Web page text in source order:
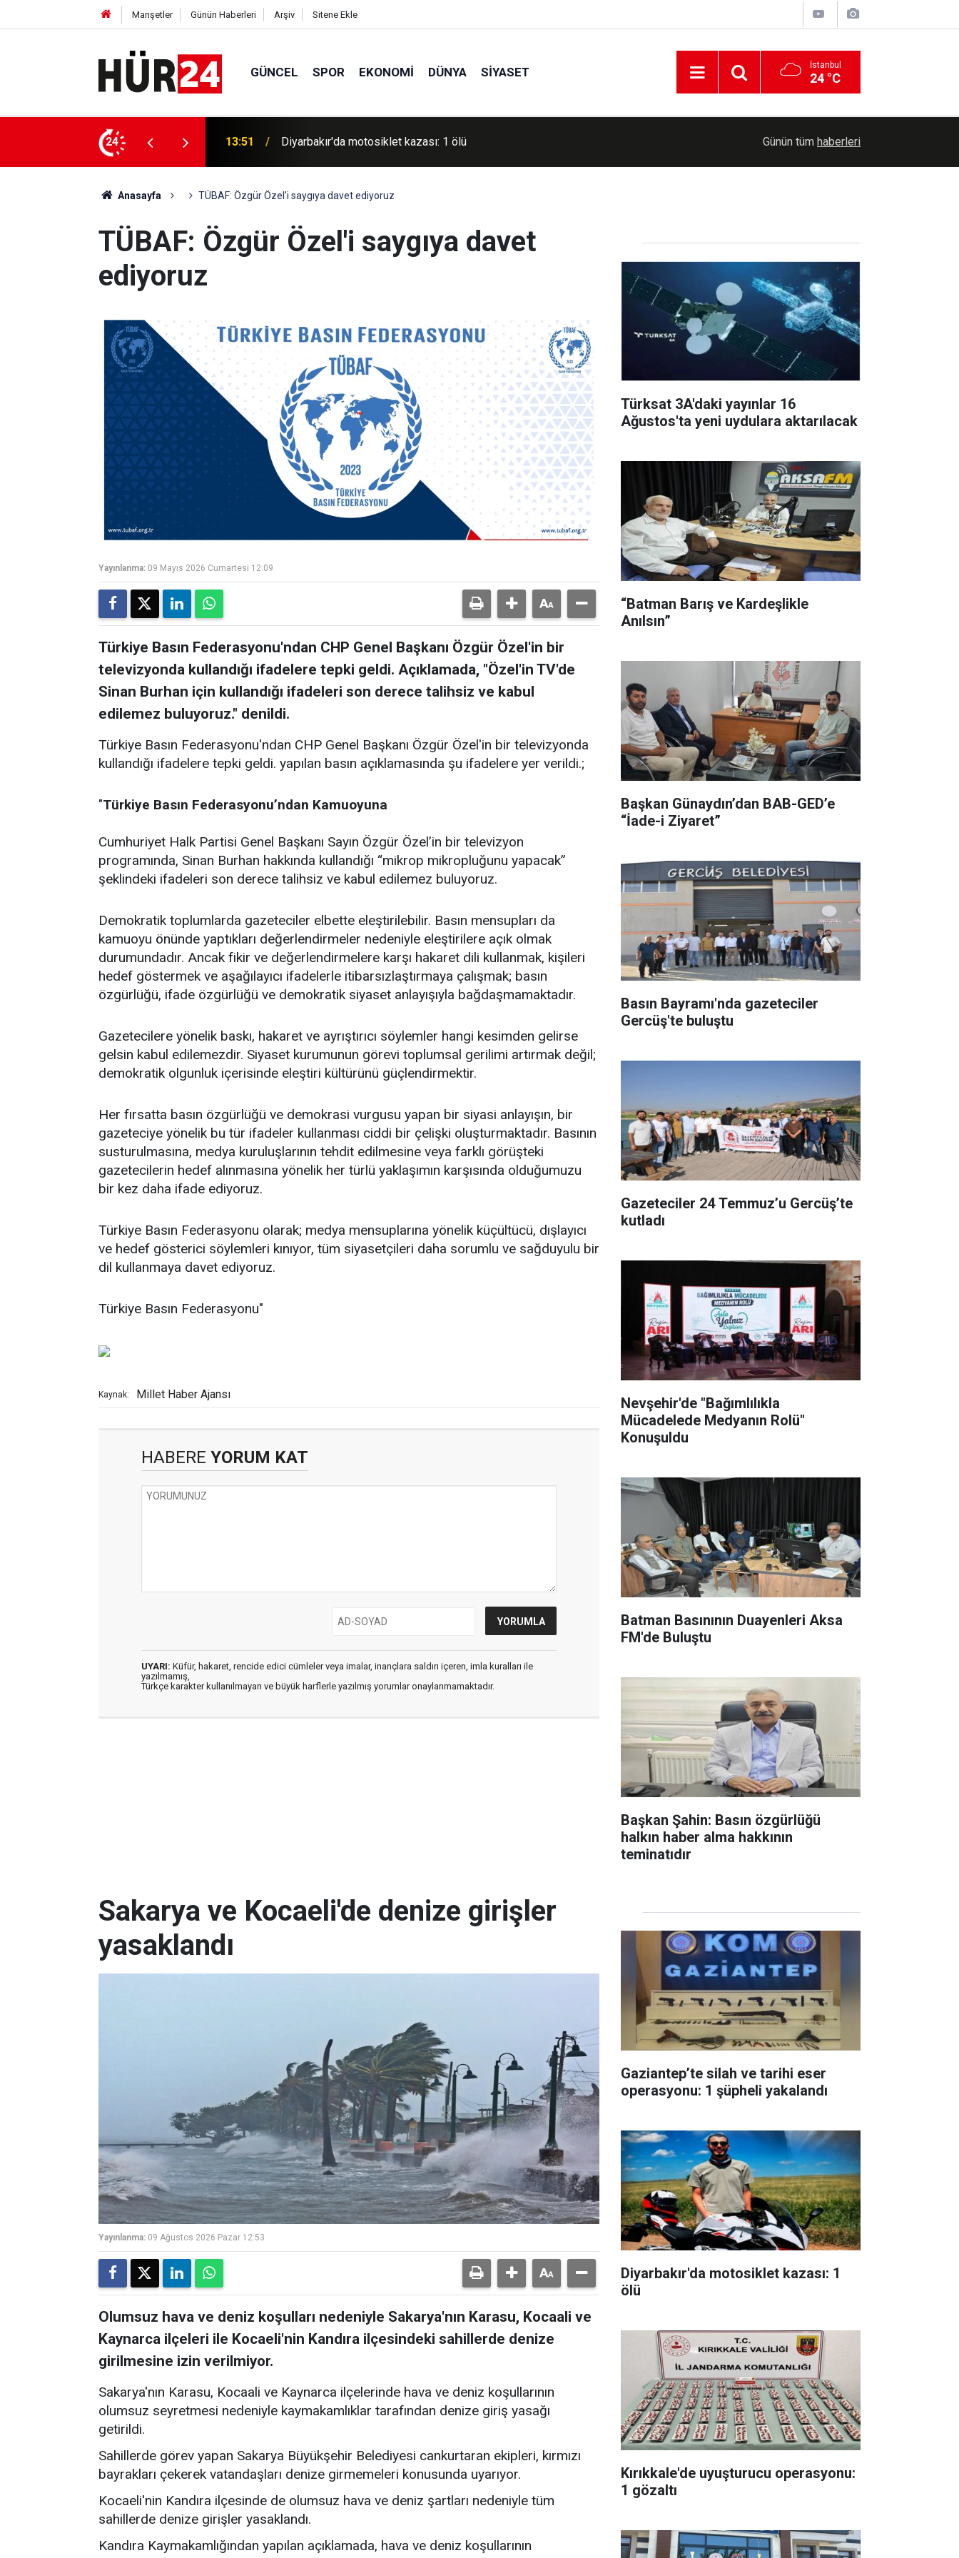
Manşetler Günün Haberleri Arşiv Sitene Ekle
GÜNCEL SPOR EKONOMI DÜNYA SIYASET İstanbul
24 °C
24 13:44 Kırıkkale'de uyuşturucu operasyonu: 1 gözaltı Gaziantep’te 17 yıl 6 ay kesinleşmiş hapis
Günün tüm haberleri
Anasayfa TÜBAF: Özgür Özel'i saygıya davet ediyoruz
TÜBAF: Özgür Özel'i saygıya davet
ediyoruz
Yayınlanma: 09 Mayıs 2026 Cumartesi 12:09
Türkiye Basın Federasyonu'ndan CHP Genel Başkanı Özgür Özel'in bir
televizyonda kullandığı ifadelere tepki geldi. Açıklamada, "Özel'in TV'de
Sinan Burhan için kullandığı ifadeleri son derece talihsiz ve kabul
edilemez buluyoruz." denildi.
Türkiye Basın Federasyonu'ndan CHP Genel Başkanı Özgür Özel'in bir televizyonda
kullandığı ifadelere tepki geldi. yapılan basın açıklamasında şu ifadelere yer verildi.;
"Türkiye Basın Federasyonu’ndan Kamuoyuna
Cumhuriyet Halk Partisi Genel Başkanı Sayın Özgür Özel’in bir televizyon
programında, Sinan Burhan hakkında kullandığı “mikrop mikropluğunu yapacak”
şeklindeki ifadeleri son derece talihsiz ve kabul edilemez buluyoruz.
Demokratik toplumlarda gazeteciler elbette eleştirilebilir. Basın mensupları da
kamuoyu önünde yaptıkları değerlendirmeler nedeniyle eleştirilere açık olmak
durumundadır. Ancak fikir ve değerlendirmelere karşı hakaret dili kullanmak, kişileri
hedef göstermek ve aşağılayıcı ifadelerle itibarsızlaştırmaya çalışmak; basın
özgürlüğü, ifade özgürlüğü ve demokratik siyaset anlayışıyla bağdaşmamaktadır.
Gazetecilere yönelik baskı, hakaret ve ayrıştırıcı söylemler hangi kesimden gelirse
gelsin kabul edilemezdir. Siyaset kurumunun görevi toplumsal gerilimi artırmak değil;
demokratik olgunluk içerisinde eleştiri kültürünü güçlendirmektir.
Her fırsatta basın özgürlüğü ve demokrasi vurgusu yapan bir siyasi anlayışın, bir
gazeteciye yönelik bu tür ifadeler kullanması ciddi bir çelişki oluşturmaktadır. Basının
susturulmasına, medya kuruluşlarının tehdit edilmesine veya farklı görüşteki
gazetecilerin hedef alınmasına yönelik her türlü yaklaşımın karşısında olduğumuzu
bir kez daha ifade ediyoruz.
Türkiye Basın Federasyonu olarak; medya mensuplarına yönelik küçültücü, dışlayıcı
ve hedef gösterici söylemleri kınıyor, tüm siyasetçileri daha sorumlu ve sağduyulu bir
dil kullanmaya davet ediyoruz.
Türkiye Basın Federasyonu"
Kaynak: Millet Haber Ajansı
HABERE YORUM KAT
UYARI: Küfür, hakaret, rencide edici cümleler veya imalar, inançlara saldırı içeren, imla kuralları ile
yazılmamış,
Türkçe karakter kullanılmayan ve büyük harflerle yazılmış yorumlar onaylanmamaktadır.
Türksat 3A'daki yayınlar 16
Ağustos'ta yeni uydulara aktarılacak
“Batman Barış ve Kardeşlikle
Anılsın”
Başkan Günaydın’dan BAB-GED’e
“İade-i Ziyaret”
Basın Bayramı'nda gazeteciler
Gercüş'te buluştu
Gazeteciler 24 Temmuz’u Gercüş’te
kutladı
Nevşehir'de "Bağımlılıkla
Mücadelede Medyanın Rolü"
Konuşuldu
Batman Basınının Duayenleri Aksa
FM'de Buluştu
Başkan Şahin: Basın özgürlüğü
halkın haber alma hakkının
teminatıdır
Sakarya ve Kocaeli'de denize girişler
yasaklandı
Yayınlanma: 09 Ağustos 2026 Pazar 12:53
Olumsuz hava ve deniz koşulları nedeniyle Sakarya'nın Karasu, Kocaali ve
Kaynarca ilçeleri ile Kocaeli'nin Kandıra ilçesindeki sahillerde denize
girilmesine izin verilmiyor.
Sakarya'nın Karasu, Kocaali ve Kaynarca ilçelerinde hava ve deniz koşullarının
olumsuz seyretmesi nedeniyle kaymakamlıklar tarafından denize giriş yasağı
getirildi.
Sahillerde görev yapan Sakarya Büyükşehir Belediyesi cankurtaran ekipleri, kırmızı
bayrakları çekerek vatandaşları denize girmemeleri konusunda uyarıyor.
Kocaeli'nin Kandıra ilçesinde de olumsuz hava ve deniz şartları nedeniyle tüm
sahillerde denize girişler yasaklandı.
Kandıra Kaymakamlığından yapılan açıklamada, hava ve deniz koşullarının
Gaziantep’te silah ve tarihi eser
operasyonu: 1 şüpheli yakalandı
Diyarbakır'da motosiklet kazası: 1
ölü
Kırıkkale'de uyuşturucu operasyonu:
1 gözaltı